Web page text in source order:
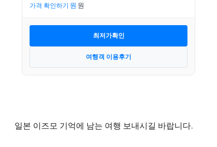
가격 확인하기
최저가확인
여행객 이용후기
일본 이즈모 기억에 남는 여행 보내시길 바랍니다.